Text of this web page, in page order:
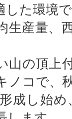
した環境
生産量、
山の頂上
ノコで、
成し始め